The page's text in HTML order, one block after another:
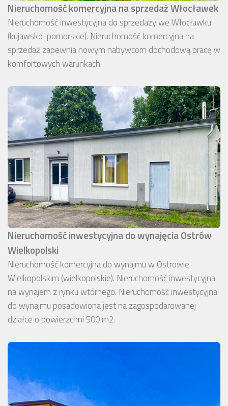
Nieruchomość komercyjna na sprzedaż Włocławek
Nieruchomość inwestycyjna do sprzedaży we Włocławku
(kujawsko-pomorskie). Nieruchomość komercyjna na
sprzedaż zapewnia nowym nabywcom dochodową pracę w
komfortowych warunkach.
Nieruchomość inwestycyjna do wynajęcia Ostrów
Wielkopolski
Nieruchomość komercyjna do wynajmu w Ostrowie
Wielkopolskim (wielkopolskie). Nieruchomość inwestycyjna
na wynajem z rynku wtórnego. Nieruchomość inwestycyjna
do wynajmu posadowiona jest na zagospodarowanej
działce o powierzchni 500 m2.